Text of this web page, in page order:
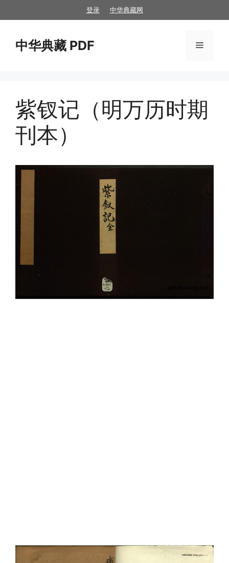
至
登录 中华典藏网
中华典藏 PDF 菜
紫钗记（明万历时期
刊本）